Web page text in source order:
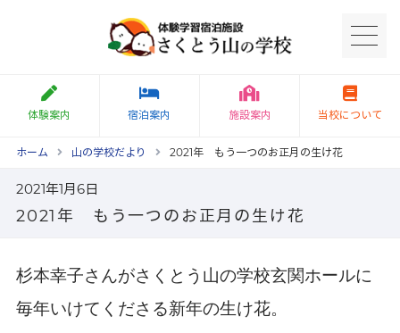
体験案内 宿泊案内 施設案内 当校について
ホーム 山の学校だより 2021年 もう一つのお正月の生け花
2021年1月6日
2021年 もう一つのお正月の生け花
杉本幸子さんがさくとう山の学校玄関ホールに
毎年いけてくださる新年の生け花。